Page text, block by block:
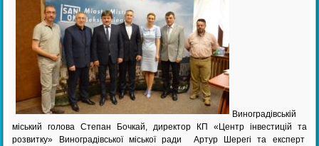
Виноградівській
міський голова Степан Бочкай, директор КП «Центр інвестицій та
розвитку» Виноградівської міської ради Артур Шерегі та експерт